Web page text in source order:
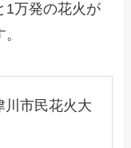
1万発の花火が
川市民花火大